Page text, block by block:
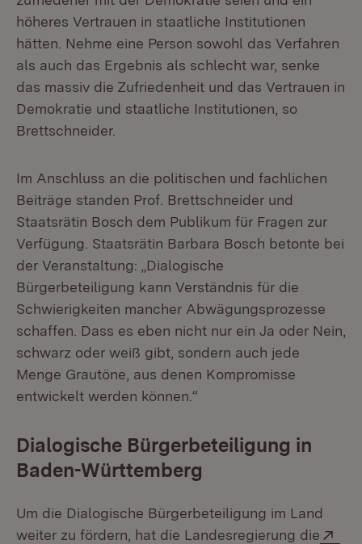
höheres Vertrauen in staatliche Institutionen
hätten. Nehme eine Person sowohl das Verfahren
als auch das Ergebnis als schlecht war, senke
das massiv die Zufriedenheit und das Vertrauen in
Demokratie und staatliche Institutionen, so
Brettschneider.
Im Anschluss an die politischen und fachlichen
Beiträge standen Prof. Brettschneider und
Staatsrätin Bosch dem Publikum für Fragen zur
Verfügung. Staatsrätin Barbara Bosch betonte bei
der Veranstaltung: „Dialogische
Bürgerbeteiligung kann Verständnis für die
Schwierigkeiten mancher Abwägungsprozesse
schaffen. Dass es eben nicht nur ein Ja oder Nein,
schwarz oder weiß gibt, sondern auch jede
Menge Grautöne, aus denen Kompromisse
entwickelt werden können.“
Dialogische Bürgerbeteiligung in
Baden-Württemberg
Um die Dialogische Bürgerbeteiligung im Land
weiter zu fördern, hat die Landesregierung die